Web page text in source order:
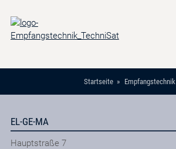
Startseite Empfangstechnik
EL-GE-MA
Hauptstraße 7